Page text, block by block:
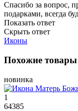
Спасибо за вопрос,
подарками, всегда
Показать ответ
Скрыть ответ
Иконы
Похожие товары
новинка
1
64385